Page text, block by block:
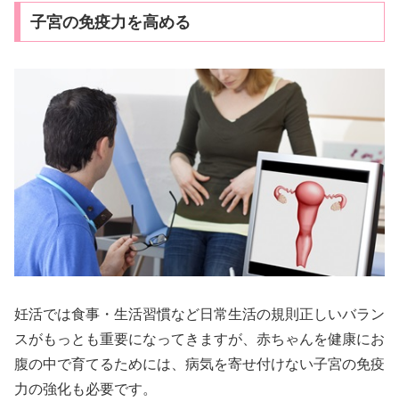
子宮の免疫力を高める
妊活では食事・生活習慣など日常生活の規則正しいバラン
スがもっとも重要になってきますが、赤ちゃんを健康にお
腹の中で育てるためには、病気を寄せ付けない子宮の免疫
力の強化も必要です。